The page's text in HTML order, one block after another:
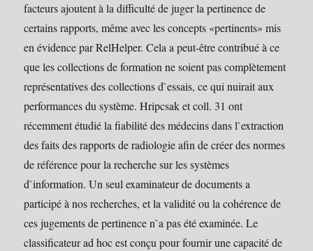
facteurs ajoutent à la difficulté de juger la pertinence de
certains rapports, même avec les concepts «pertinents» mis
en évidence par RelHelper. Cela a peut-être contribué à ce
que les collections de formation ne soient pas complètement
représentatives des collections d`essais, ce qui nuirait aux
performances du système. Hripcsak et coll. 31 ont
récemment étudié la fiabilité des médecins dans l`extraction
des faits des rapports de radiologie afin de créer des normes
de référence pour la recherche sur les systèmes
d`information. Un seul examinateur de documents a
participé à nos recherches, et la validité ou la cohérence de
ces jugements de pertinence n`a pas été examinée. Le
classificateur ad hoc est conçu pour fournir une capacité de